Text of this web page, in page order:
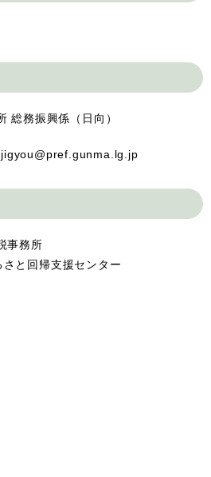
総務振興係（日向）
事務所
と回帰支援センター